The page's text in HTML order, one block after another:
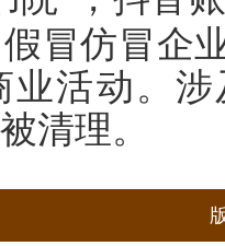
冒仿冒企
业活动。
清理。